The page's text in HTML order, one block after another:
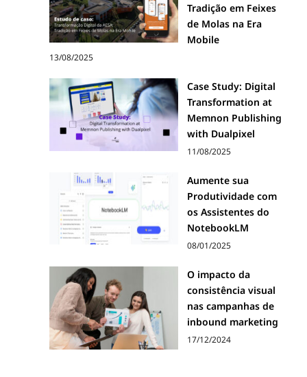
Tradição em Feixes
de Molas na Era
Mobile
13/08/2025
Case Study: Digital
Transformation at
Memnon Publishing
with Dualpixel
11/08/2025
Aumente sua
Produtividade com
os Assistentes do
NotebookLM
08/01/2025
O impacto da
consistência visual
nas campanhas de
inbound marketing
17/12/2024